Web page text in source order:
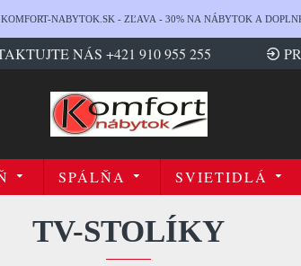
NABYTOK.SK - ZĽAVA - 30% NA NÁBYTOK A
NÁS +421 910 955 255
SPÁLŇA SVIETIDLÁ
TV-STOLÍKY